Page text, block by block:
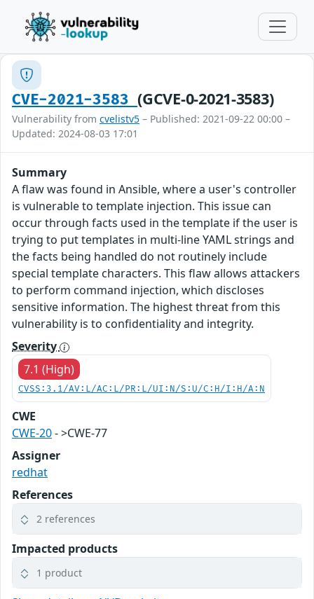
CVE-2021-3583(GCVE-0-2021-3583)
Vulnerability from cvelistv5 – Published: 2021-09-22 00:00 –
Updated: 2024-08-03 17:01
Summary
A flaw was found in Ansible, where a user's controller
is vulnerable to template injection. This issue can
occur through facts used in the template if the user is
trying to put templates in multi-line YAML strings and
the facts being handled do not routinely include
special template characters. This flaw allows attackers
to perform command injection, which discloses
sensitive information. The highest threat from this
vulnerability is to confidentiality and integrity.
Severity
7.1 (High)
CVSS:3.1/AV:L/AC:L/PR:L/UI:N/S:U/C:H/I:H/A:N
CWE
CWE-20- >CWE-77
Assigner
redhat
References
2 references
Impacted products
1 product